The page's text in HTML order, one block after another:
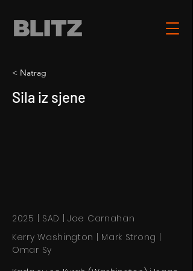
< Natrag
Sila iz sjene
2025 | SAD | Joe Carnahan
Kerry Washington | Mark Strong |
Omar Sy